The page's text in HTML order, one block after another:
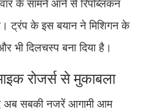
के सामने आने से रिपब्लिकन
ट्रंप के इस बयान ने मिशिगन के
भी दिलचस्प बना दिया है।
रोजर्स से मुकाबला
अब सबकी नजरें आगामी आम